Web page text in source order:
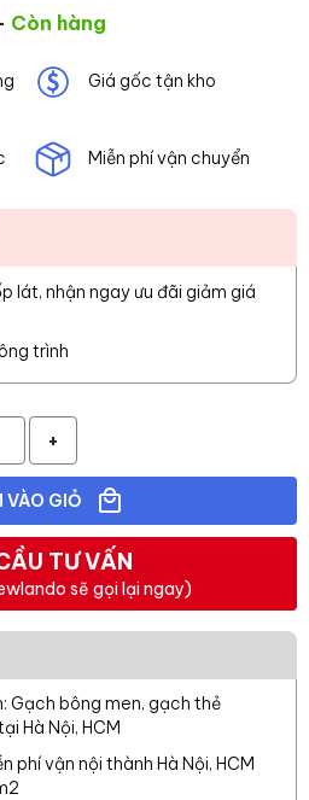
Còn hàng
Giá gốc tận kho
Miễn phí vận chuyển
lát, nhận ngay ưu đãi giảm giá
trình
+
VÀO GIỎ
TƯ VẤN
sẽ gọi lại ngay)
Gạch bông men, gạch thẻ
Hà Nội, HCM
phí vận nội thành Hà Nội, HCM